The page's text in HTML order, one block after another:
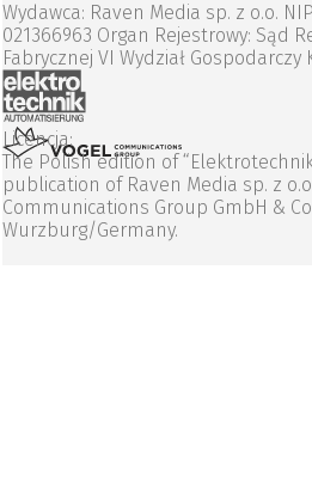
Wydawca: Raven Media sp. z o.o. NIP
021366963 Organ Rejestrowy: Sąd
Fabrycznej VI Wydział Gospodarczy
Licencja:
The Polish edition of “Elektrotechnik
publication of Raven Media sp. z
Communications Group GmbH & Co.
Wurzburg/Germany.